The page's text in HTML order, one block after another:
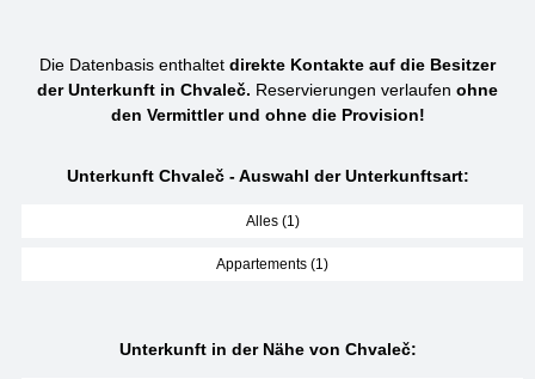
Die Datenbasis enthaltet direkte Kontakte auf die Besitzer
der Unterkunft in Chvaleč. Reservierungen verlaufen ohne
den Vermittler und ohne die Provision!
Unterkunft Chvaleč - Auswahl der Unterkunftsart:
Alles (1)
Appartements (1)
Unterkunft in der Nähe von Chvaleč: